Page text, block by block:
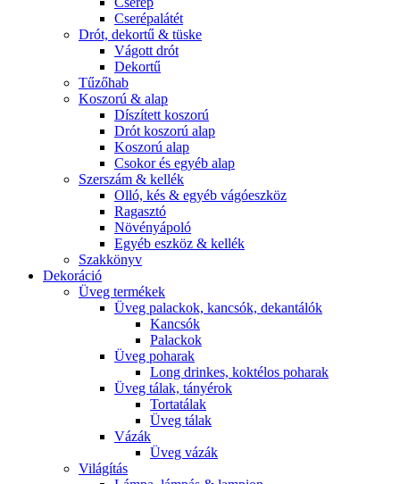
Cserépalátét
Drót, dekortű & tüske
Vágott drót
Dekortű
Tűzőhab
Koszorú & alap
Díszített koszorú
Drót koszorú alap
Koszorú alap
Csokor és egyéb alap
Szerszám & kellék
Olló, kés & egyéb vágóeszköz
Ragasztó
Növényápoló
Egyéb eszköz & kellék
Szakkönyv
Dekoráció
Üveg termékek
Üveg palackok, kancsók, dekantálók
Kancsók
Palackok
Üveg poharak
Long drinkes, koktélos poharak
Üveg tálak, tányérok
Tortatálak
Üveg tálak
Vázák
Üveg vázák
Világítás